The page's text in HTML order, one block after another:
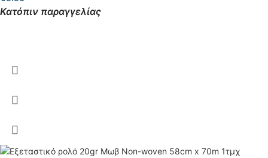
Κατόπιν παραγγελίας